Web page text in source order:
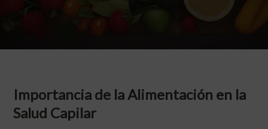
Importancia de la Alimentación en la
Salud Capilar